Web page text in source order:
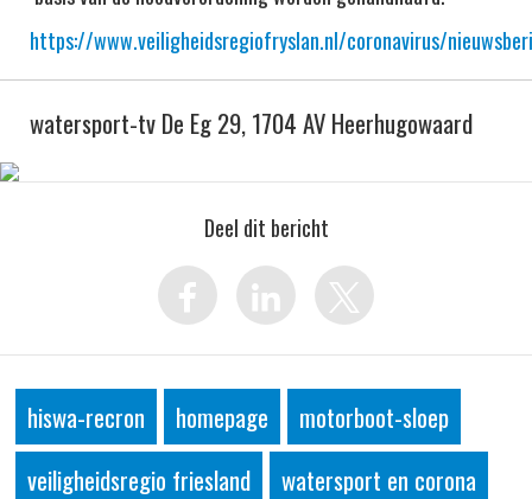
https://www.veiligheidsregiofryslan.nl/coronavirus/
watersport-tv De Eg 29, 1704 AV Heerhugowaard
Deel dit bericht
hiswa-recron homepage
motorboot-sloep
veiligheidsregio friesland
watersport en corona